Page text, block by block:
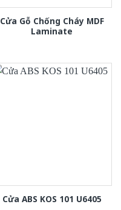
Cửa Gỗ Chống Cháy MDF
Laminate
Cửa ABS KOS 101 U6405